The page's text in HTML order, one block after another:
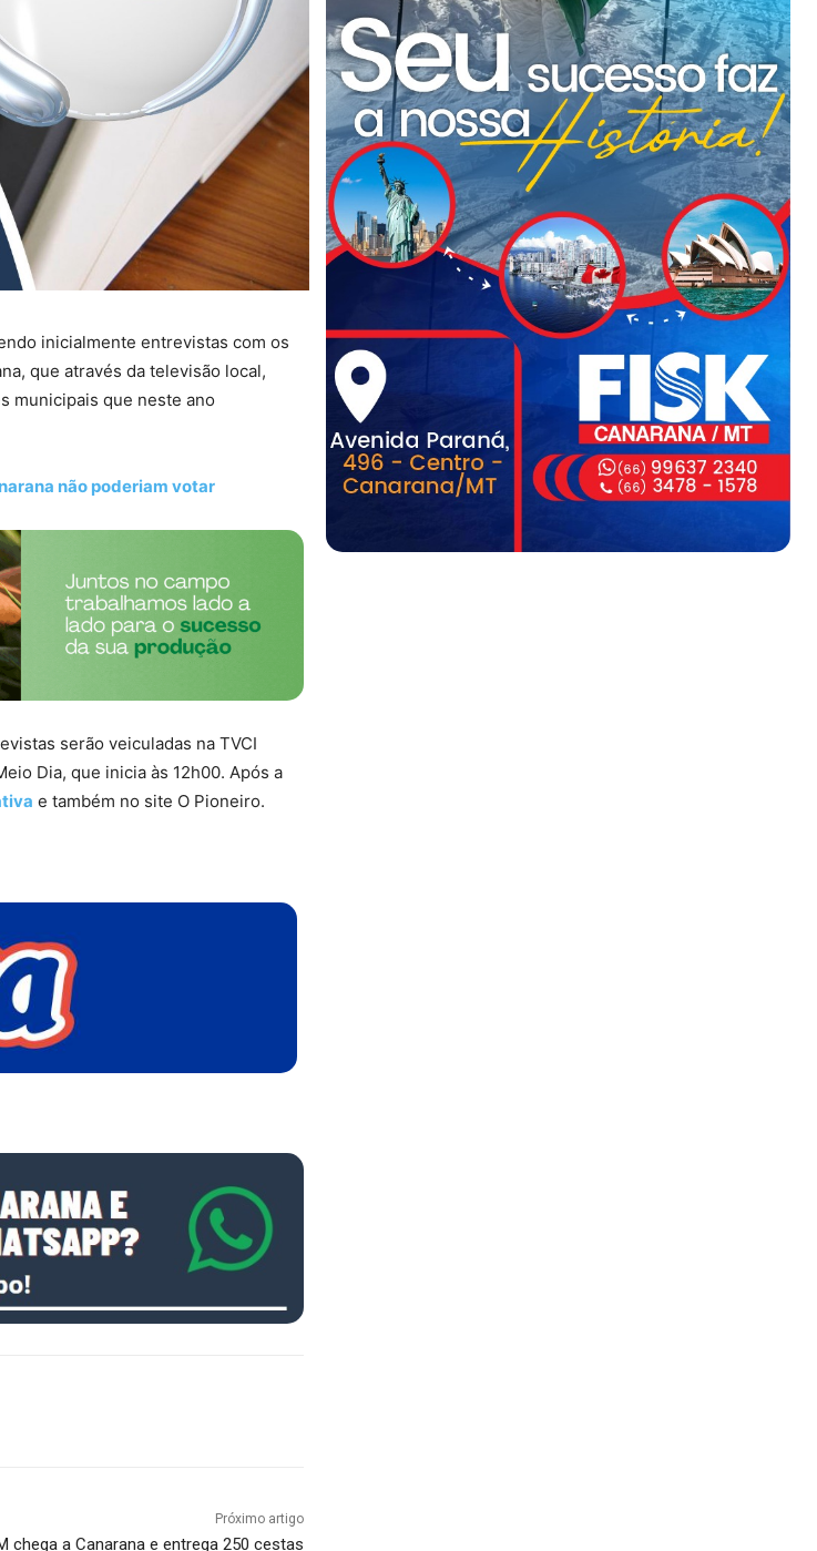
inicialmente entrevistas com os
que através da televisão local,
municipais que neste ano
não poderiam votar
serão veiculadas na TVCI
Dia, que inicia às 12h00. Após a
e também no site O Pioneiro.
Próximo artigo
chega a Canarana e entrega 250 cestas